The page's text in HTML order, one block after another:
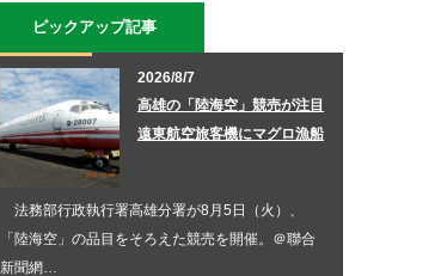
ピックアップ記事
2026/8/7
高雄の「陸海空」競売が注目
遠東航空旅客機にマグロ漁船
法務部行政執行署高雄分署が8月5日（火）、
「陸海空」の品目をそろえた競売を開催。＠聯合
新聞網…